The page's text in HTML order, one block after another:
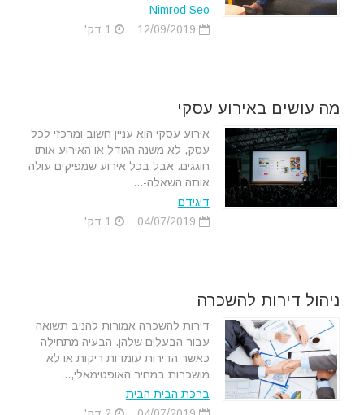
Nimrod Seo
מה עושים באירוע עסקי
אירוע עסקי הוא עניין חשוב ומרכזי לכל
עסק, לא משנה הגודל או האירוע אותו
חוגגים. אבל בכל אירוע שמפיקים עולה
אותה השאלה-...
דיגידם
ניהול דירות להשכרה
דירות להשכרה אמורות להניב תשואה
עבור הבעלים שלהן. הבעיה מתחילה
כאשר הדירות עומדות ריקות או לא
מושכרות במחיר האופטימאלי,...
ברכת הבית הבית